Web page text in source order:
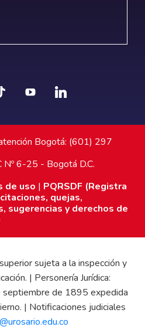
Bogotá: (601) 297
Nº 6-25 - Bogotá D.C.
de uso | PQRSDF (Registra
quejas,
sugerencias y derechos de
sujeta a la inspección y
| Personería Jurídica:
de 1895 expedida
| Notificaciones judiciales